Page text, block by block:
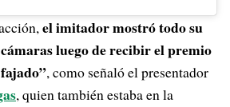
el imitador mostró todo su
luego de recibir el premio
, como señaló el presentador
, quien también estaba en la